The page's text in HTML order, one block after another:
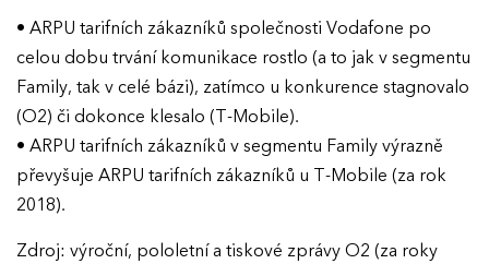
• ARPU tarifních zákazníků společnosti Vodafone po
celou dobu trvání komunikace rostlo (a to jak v segmentu
Family, tak v celé bázi), zatímco u konkurence stagnovalo
(O2) či dokonce klesalo (T-Mobile).
• ARPU tarifních zákazníků v segmentu Family výrazně
převyšuje ARPU tarifních zákazníků u T-Mobile (za rok
2018).
Zdroj: výroční, pololetní a tiskové zprávy O2 (za roky